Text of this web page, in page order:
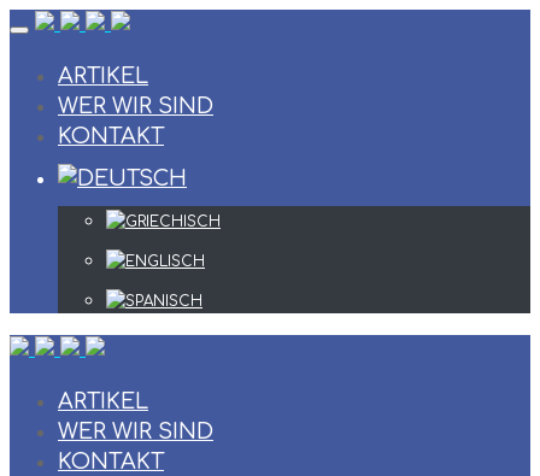
Skip
contentARTIKEL
WER WIR SIND
KONTAKT
ARTIKEL
WER WIR SIND
KONTAKT